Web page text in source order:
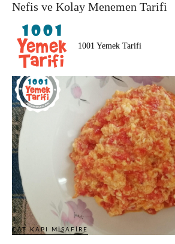
Nefis ve Kolay Menemen Tarifi
1001 Yemek Tarifi
ÇAT KAPI MISAFIRE